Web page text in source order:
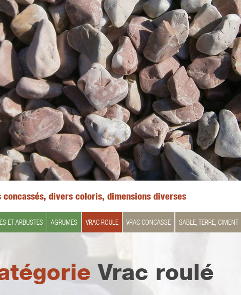
concassés, divers coloris, dimensions diverses
ET ARBUSTES AGRUMES VRAC ROULE VRAC CONCASSE SABLE, TERRE, CIMENT
Vrac roulé